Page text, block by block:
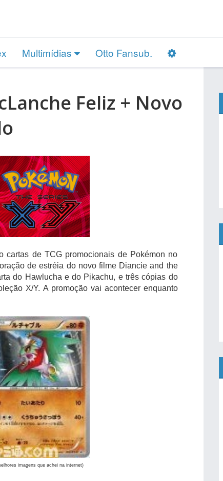
Multimídias Otto Fansub.
Feliz + Novo
cartas de TCG promocionais de Pokémon no
de estréia do novo filme Diancie and the
do Hawlucha e do Pikachu, e três cópias do
X/Y. A promoção vai acontecer enquanto
imagens que achei na internet)